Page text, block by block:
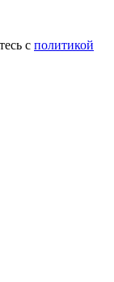
с политикой